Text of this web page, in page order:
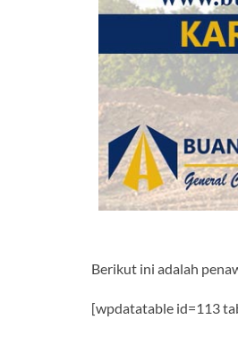
Berikut ini adalah
[wpdatatable id=113